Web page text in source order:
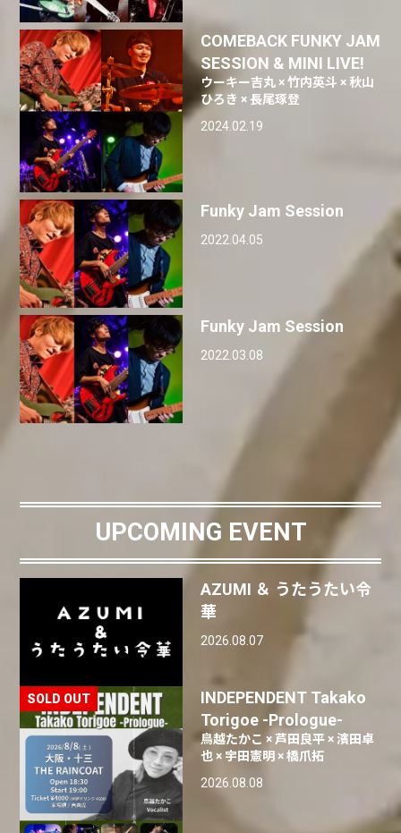
COMEBACK FUNKY JAM
SESSION & MINI LIVE!
ウーキー吉丸 × 竹内英斗 × 秋山
ひろき × 長尾琢登
2024.02.19
Funky Jam Session
2022.04.05
Funky Jam Session
2022.03.08
UPCOMING EVENT
AZUMI ＆ うたうたい令
華
2026.08.07
INDEPENDENT Takako
Torigoe -Prologue-
鳥越たかこ × 芦田良平 × 濱田卓
也 × 宇田憲明 × 橋爪拓
2026.08.08